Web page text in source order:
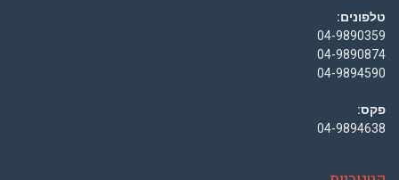
טלפונים:
04-9890359
04-9890874
04-9894590
פקס:
04-9894638